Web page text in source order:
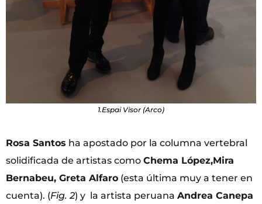
1.Espai Visor (Arco)
Rosa Santos ha apostado por la columna vertebral
solidificada de artistas como Chema López,Mira
Bernabeu, Greta Alfaro (esta última muy a tener en
cuenta). (Fig. 2) y la artista peruana Andrea Canepa